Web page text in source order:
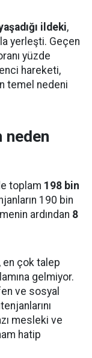
ildeki,
yerleşti. Geçen
yüzde
hareketi,
temel nedeni
neden
toplam 198 bin
190 bin
ardından 8
en çok talep
gelmiyor.
ve sosyal
mesleki ve
hatip